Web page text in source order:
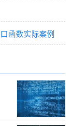
函数实际案例